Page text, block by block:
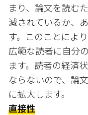
まり、論文を読む
減されているか、
す。このことによ
広範な読者に自分
ます。読者の経済
ならないので、論
に拡大します。
直接性